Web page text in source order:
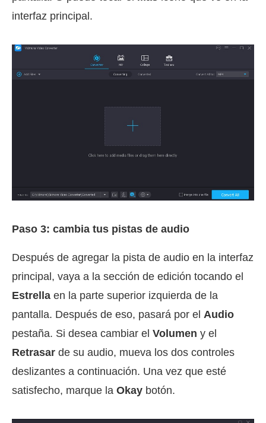
interfaz principal.
Paso 3: cambia tus pistas de audio
Después de agregar la pista de audio en la interfaz
principal, vaya a la sección de edición tocando el
Estrella en la parte superior izquierda de la
pantalla. Después de eso, pasará por el Audio
pestaña. Si desea cambiar el Volumen y el
Retrasar de su audio, mueva los dos controles
deslizantes a continuación. Una vez que esté
satisfecho, marque la Okay botón.